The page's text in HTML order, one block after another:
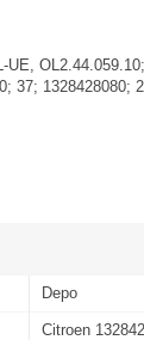
1328428080;
Depo
Citroen